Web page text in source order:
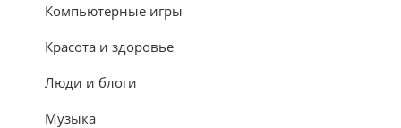
Компьютерные игры
Красота и здоровье
Люди и блоги
Музыка